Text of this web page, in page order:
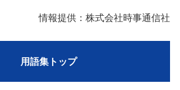
情報提供：株式会社時事通信社
用語集トップ